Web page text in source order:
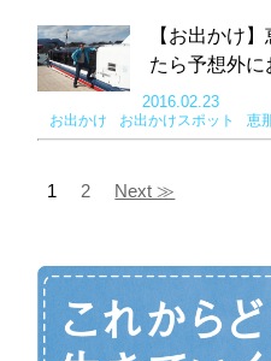
【お出かけ
たら予想外
2016.02.23
お出かけ お出かけスポット 恵
1 2 Next ≫